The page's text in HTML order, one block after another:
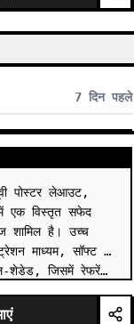
7 दिन पहले
पोस्टर लेआउट,
एक विस्तृत सफेद
शामिल है। उच्च
माध्यम, सॉफ्ट
शेडेड, जिसमें रेफरें…